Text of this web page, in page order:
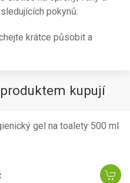
pokynů:
krátce působit a
kupují
gel na toalety 500 ml